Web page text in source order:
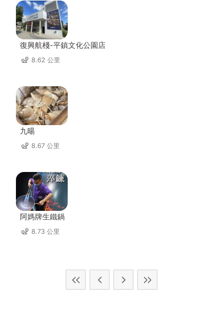
復興航棧-平鎮文化公園店
8.62 公里
九暘
8.67 公里
阿媽牌生鐵鍋
8.73 公里